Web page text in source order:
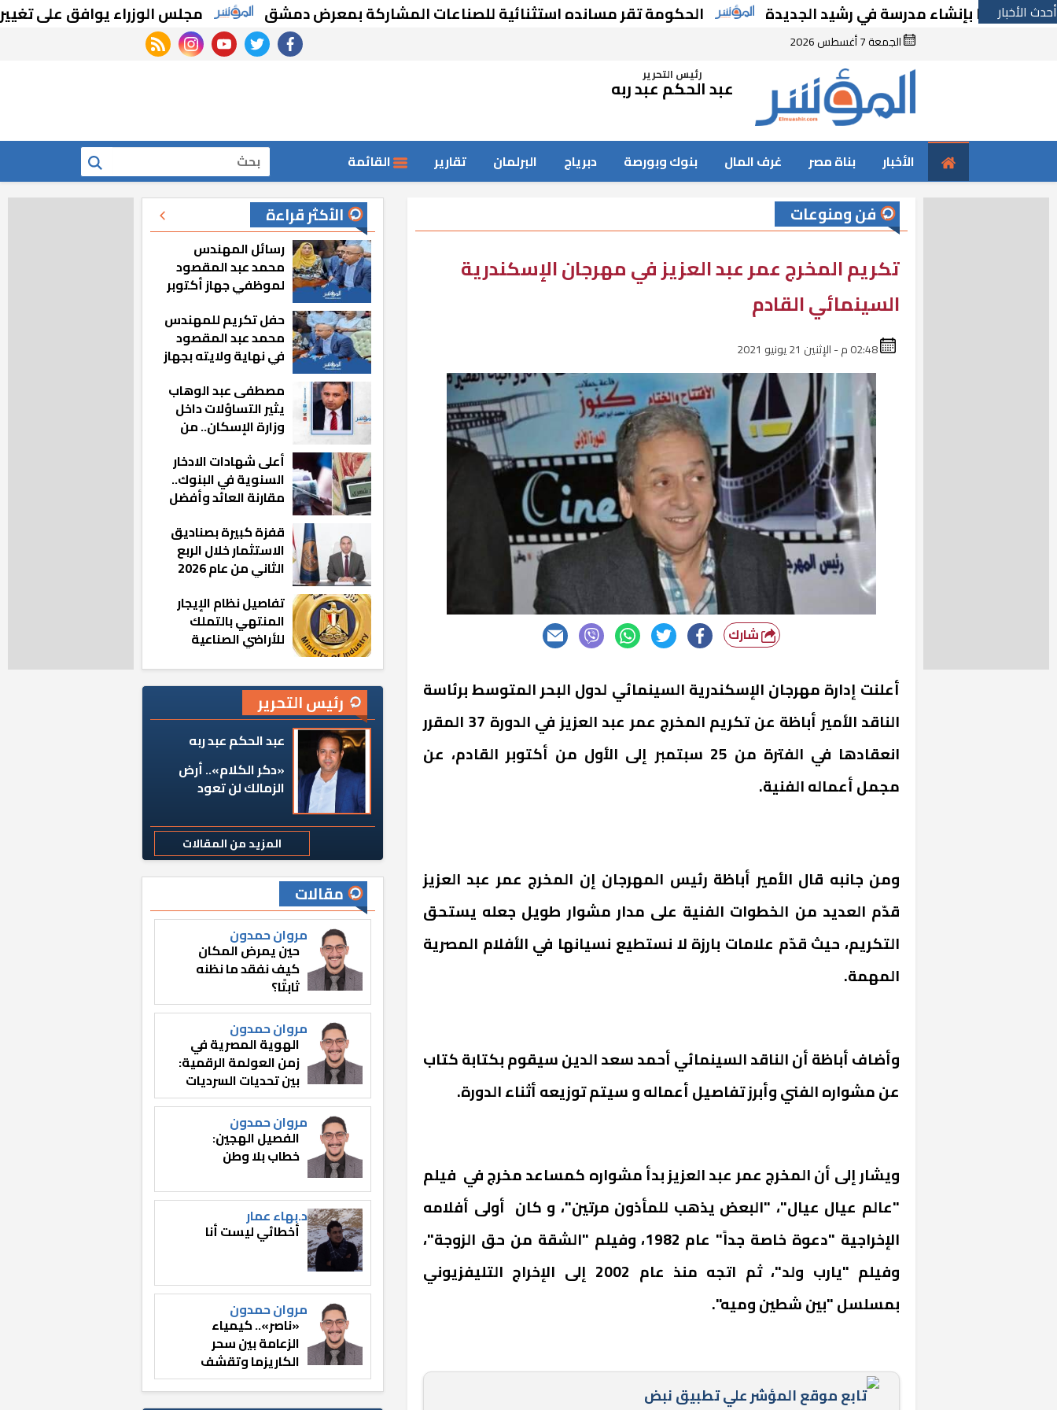
أحدث الأخباربإنشاء مدرسة في رشيد الجديدة الحكومة تقر مسانده استثنائية للصناعات المشاركة بمعرض دمشق مجلس الوزراء يوافق على تغيير
الجمعة 7 أغسطس 2026 facebook
twitter
youtube
instagram
rss feed
رئيس التحرير
عبد الحكم عبد ربه
الأخبار بناة مصر غرف المال بنوك وبورصة دبرياج البرلمان تقارير القائمة بحث
فن ومنوعات
تكريم المخرج عمر عبد العزيز في مهرجان الإسكندرية
السينمائي القادم
شارك
أعلنت إدارة مهرجان الإسكندرية السينمائي لدول البحر المتوسط برئاسة
الناقد الأمير أباظة عن تكريم المخرج عمر عبد العزيز في الدورة 37 المقرر
انعقادها في الفترة من 25 سبتمبر إلى الأول من أكتوبر القادم، عن
مجمل أعماله الفنية.
ومن جانبه قال الأمير أباظة رئيس المهرجان إن المخرج عمر عبد العزيز
قدّم العديد من الخطوات الفنية على مدار مشوار طويل جعله يستحق
التكريم، حيث قدّم علامات بارزة لا نستطيع نسيانها في الأفلام المصرية
المهمة.
وأضاف أباظة أن الناقد السينمائي أحمد سعد الدين سيقوم بكتابة كتاب
عن مشواره الفني وأبرز تفاصيل أعماله و سيتم توزيعه أثناء الدورة.
ويشار إلى أن المخرج عمر عبد العزيز بدأ مشواره كمساعد مخرج في فيلم
"عالم عيال عيال"، "البعض يذهب للمأذون مرتين"، و كان أولى أفلامه
الإخراجية "دعوة خاصة جداً" عام 1982، وفيلم "الشقة من حق الزوجة"،
وفيلم "يارب ولد"، ثم اتجه منذ عام 2002 إلى الإخراج التليفزيوني
بمسلسل "بين شطين وميه".
تابع موقع المؤشر علي تطبيق نبض
الأكثر قراءة
رسائل المهندس
محمد عبد المقصود
لموظفي جهاز أكتوبر
مشيت والمدينة
رجعت للخلف»
حفل تكريم للمهندس
محمد عبد المقصود
في نهاية ولايته بجهاز
مصطفى عبد الوهاب
يثير التساؤلات داخل
وزارة الإسكان.. من
المناصب؟
أعلى شهادات الادخار
السنوية في البنوك..
مقارنة العائد وأفضل
قفزة كبيرة بصناديق
الاستثمار خلال الربع
الثاني من عام 2026
تفاصيل نظام الإيجار
المنتهي بالتملك
للأراضي الصناعية
رئيس التحرير
عبد الحكم عبد ربه
«دكر الكلام».. أرض
الزمالك لن تعود
المزيد من المقالات
مقالات
مروان حمدون
حين يمرض المكان
كيف نفقد ما نظنه
ثابتًا؟
مروان حمدون
الهوية المصرية في
زمن العولمة الرقمية:
بين تحديات السرديات
وصناعة الوعي
مروان حمدون
الفصيل الهجين:
خطاب بلا وطن
د.بهاء عمار
أخطائي ليست أنا
مروان حمدون
«ناصر».. كيمياء
الزعامة بين سحر
الكاريزما وتقشف
الثائر